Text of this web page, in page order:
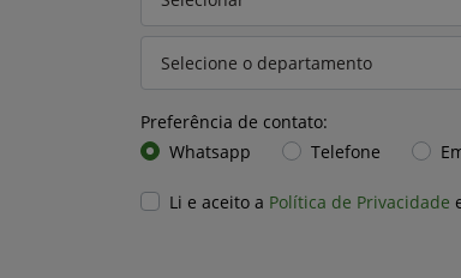
Preferência de contato:
Whatsapp
Telefone
Li e aceito a Política de Privacidade